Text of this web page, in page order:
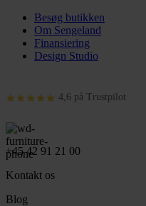
Besøg butikken
Om Sengeland
Finansiering
Design Studio
4,6 på Trustpilot
+45 42 91 21 00
Kontakt os
Blog